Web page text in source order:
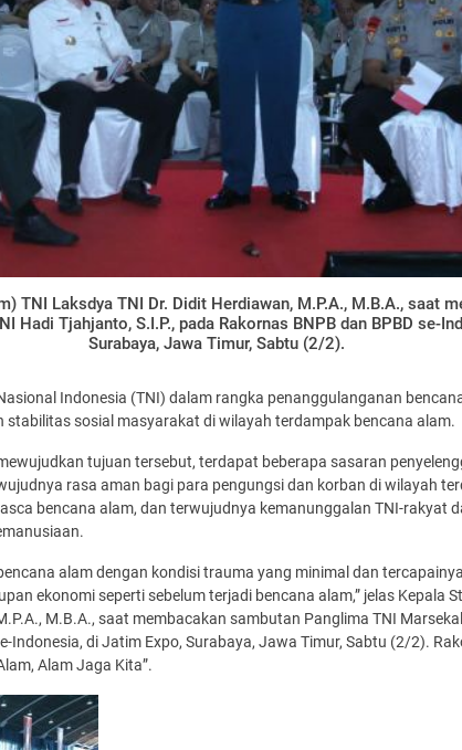
TNI Laksdya TNI Dr. Didit Herdiawan, M.P.A., M.B.A., saat
Hadi Tjahjanto, S.I.P., pada Rakornas BNPB dan BPBD se-
Surabaya, Jawa Timur, Sabtu (2/2).
Indonesia (TNI) dalam rangka penanggulanganan
stabilitas sosial masyarakat di wilayah terdampak bencana alam.
tujuan tersebut, terdapat beberapa sasaran
rasa aman bagi para pengungsi dan korban di wilayah
bencana alam, dan terwujudnya kemanunggalan TNI-rakyat
alam dengan kondisi trauma yang minimal dan
ekonomi seperti sebelum terjadi bencana alam,” jelas Kepala
M.B.A., saat membacakan sambutan Panglima TNI
Indonesia, di Jatim Expo, Surabaya, Jawa Timur, Sabtu (2/2).
Alam Jaga Kita”.